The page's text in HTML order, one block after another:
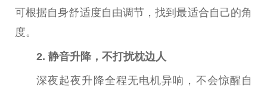
可根据自身舒适度自由调节，找到最适合自己的角
度。
2. 静音升降，不打扰枕边人
深夜起夜升降全程无电机异响，不会惊醒自